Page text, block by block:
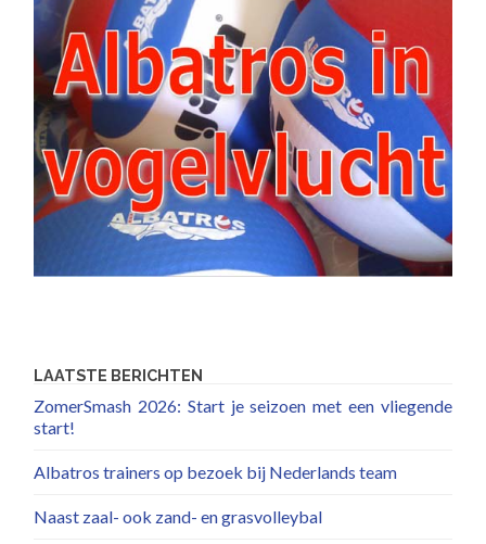
LAATSTE BERICHTEN
ZomerSmash 2026: Start je seizoen met een vliegende
start!
Albatros trainers op bezoek bij Nederlands team
Naast zaal- ook zand- en grasvolleybal